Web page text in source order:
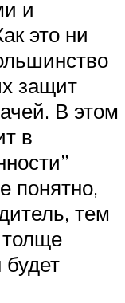
и
это ни
защит
В этом
в
понятно,
тем